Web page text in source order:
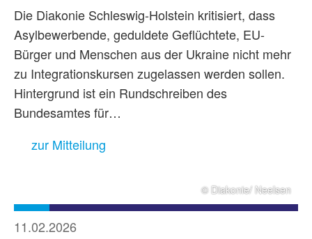
Die Diakonie Schleswig-Holstein kritisiert, dass
Asylbewerbende, geduldete Geflüchtete, EU-
Bürger und Menschen aus der Ukraine nicht mehr
zu Integrationskursen zugelassen werden sollen.
Hintergrund ist ein Rundschreiben des
Bundesamtes für…
zur Mitteilung
© Diakonie/ Neelsen
11.02.2026